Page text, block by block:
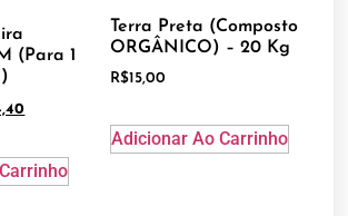
(para 1
Terra Preta (Composto
ORGÂNICO) – 20 Kg
R$15,00
Adicionar Ao Carrinho